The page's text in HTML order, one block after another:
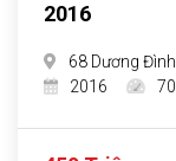
2016
68 Dương
2016